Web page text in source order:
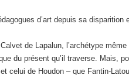
d’art depuis sa
de Lapalun, l’archétype
du présent qu’il traverse. Mais,
celui de Houdon – que Fantin-